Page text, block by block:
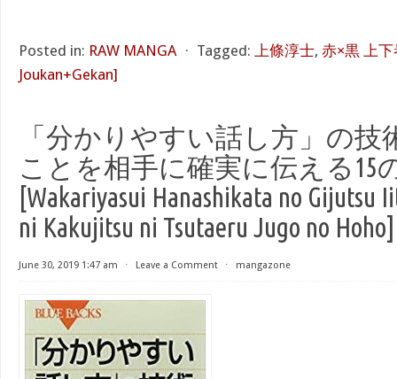
Posted in: RAW MANGA ⋅ Tagged: 上條淳士, 赤×黒 上下
Joukan+Gekan]
「分かりやすい話し方」の技
ことを相手に確実に伝える15
[Wakariyasui Hanashikata no Gijutsu
ni Kakujitsu ni Tsutaeru Jugo no Hoho]
June 30, 2019 1:47 am ⋅ Leave a Comment ⋅ mangazone